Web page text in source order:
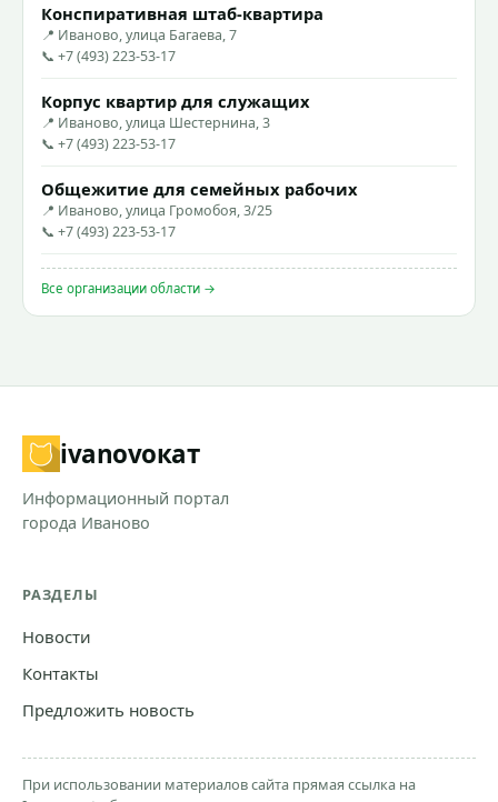
Конспиративная штаб-квартира
📍 Иваново, улица Багаева, 7
📞 +7 (493) 223-53-17
Корпус квартир для служащих
📍 Иваново, улица Шестернина, 3
📞 +7 (493) 223-53-17
Общежитие для семейных рабочих
📍 Иваново, улица Громобоя, 3/25
📞 +7 (493) 223-53-17
Все организации области →
ivanovoкат
Информационный портал
города Иваново
РАЗДЕЛЫ
Новости
Контакты
Предложить новость
При использовании материалов сайта прямая ссылка на